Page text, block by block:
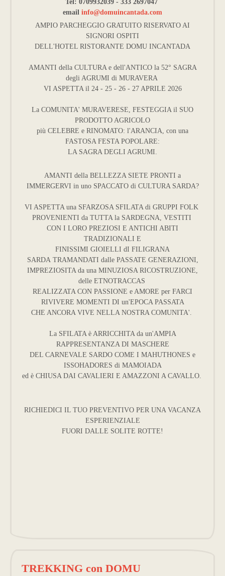
Tel: 0709932039 - 333 2697047
email info@domuincantada.com
AMPIO PARCHEGGIO GRATUITO RISERVATO AI
SIGNORI OSPITI
DELL'HOTEL RISTORANTE DOMU INCANTADA
AMANTI della CULTURA e dell'ANTICO la 52° SAGRA
degli AGRUMI di MURAVERA
VI ASPETTA il 24 - 25 - 26 - 27 APRILE 2026
La COMUNITA' MURAVERESE, FESTEGGIA il SUO
PRODOTTO AGRICOLO
più CELEBRE e RINOMATO: l'ARANCIA, con una
FASTOSA FESTA POPOLARE:
LA SAGRA DEGLI AGRUMI.
AMANTI della BELLEZZA SIETE PRONTI a
IMMERGERVI in uno SPACCATO di CULTURA SARDA?
VI ASPETTA una SFARZOSA SFILATA di GRUPPI FOLK
PROVENIENTI da TUTTA la SARDEGNA, VESTITI
CON I LORO PREZIOSI E ANTICHI ABITI
TRADIZIONALI E
FINISSIMI GIOIELLI dI FILIGRANA
SARDA TRAMANDATI dalle PASSATE GENERAZIONI,
IMPREZIOSITA da una MINUZIOSA RICOSTRUZIONE,
delle ETNOTRACCAS
REALIZZATA CON PASSIONE e AMORE per FARCI
RIVIVERE MOMENTI DI un'EPOCA PASSATA
CHE ANCORA VIVE NELLA NOSTRA COMUNITA'.
La SFILATA è ARRICCHITA da un'AMPIA
RAPPRESENTANZA DI MASCHERE
DEL CARNEVALE SARDO COME I MAHUTHONES e
ISSOHADORES di MAMOIADA
ed è CHIUSA DAI CAVALIERI E AMAZZONI A CAVALLO.
RICHIEDICI IL TUO PREVENTIVO PER UNA VACANZA
ESPERIENZIALE
FUORI DALLE SOLITE ROTTE!
TREKKING con DOMU